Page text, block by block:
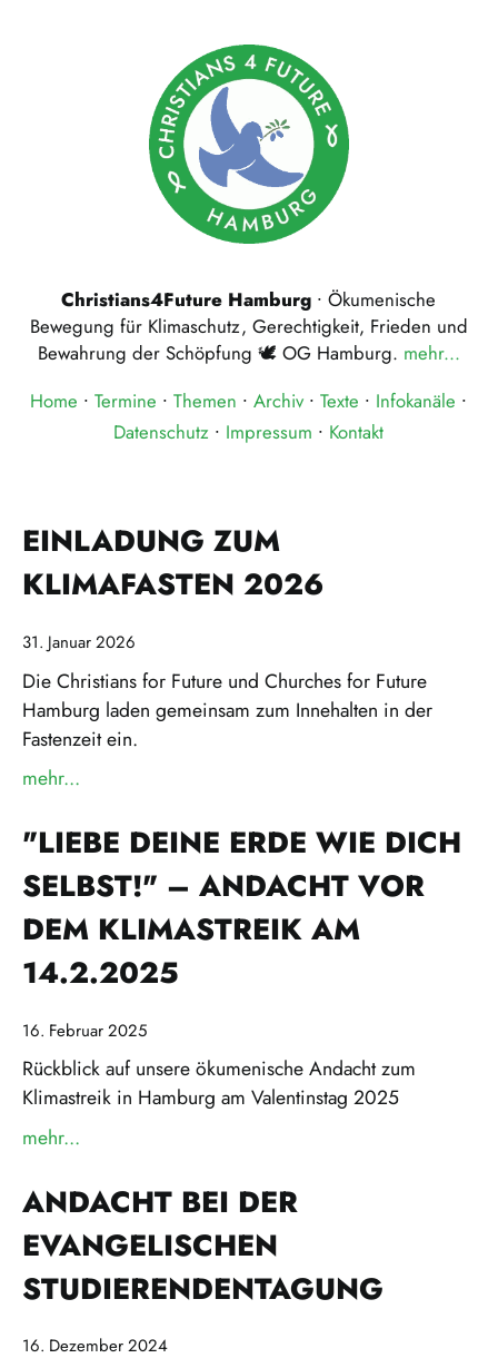
Christians4Future Hamburg ∙ Ökumenische
Bewegung für Klimaschutz, Gerechtigkeit, Frieden und
Bewahrung der Schöpfung 🕊 OG Hamburg. mehr...
Home
Termine Themen Archiv Texte
Infokanäle
Datenschutz
Impressum Kontakt
EINLADUNG ZUM
KLIMAFASTEN 2026
31. Januar 2026
Die Christians for Future und Churches for Future
Hamburg laden gemeinsam zum Innehalten in der
Fastenzeit ein.
mehr...
"LIEBE DEINE ERDE WIE DICH
SELBST!" – ANDACHT VOR
DEM KLIMASTREIK AM
14.2.2025
16. Februar 2025
Rückblick auf unsere ökumenische Andacht zum
Klimastreik in Hamburg am Valentinstag 2025
mehr...
ANDACHT BEI DER
EVANGELISCHEN
STUDIERENDENTAGUNG
16. Dezember 2024